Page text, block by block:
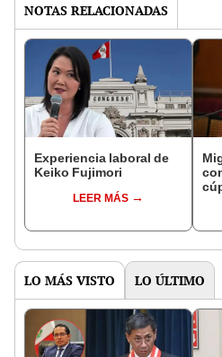
NOTAS RELACIONADAS
Experiencia laboral de
Keiko Fujimori
LEER MÁS
LO MÁS VISTO LO ÚLTIMO